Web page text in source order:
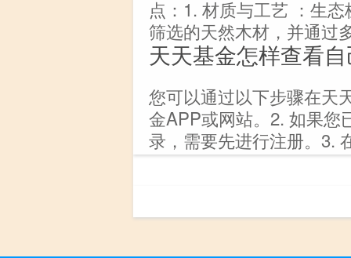
点：1. 材质与工艺 ：生
筛选的天然木材，并通过
天天基金怎样查看
您可以通过以下步骤在天
金APP或网站。2. 如果您
录，需要先进行注册。3.